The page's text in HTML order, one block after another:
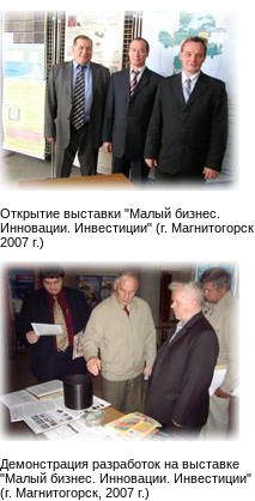
Открытие выставки "Малый бизнес.
Инновации. Инвестиции" (г. Магнитогорск,
2007 г.)
Демонстрация разработок на выставке
"Малый бизнес. Инновации. Инвестиции"
(г. Магнитогорск, 2007 г.)